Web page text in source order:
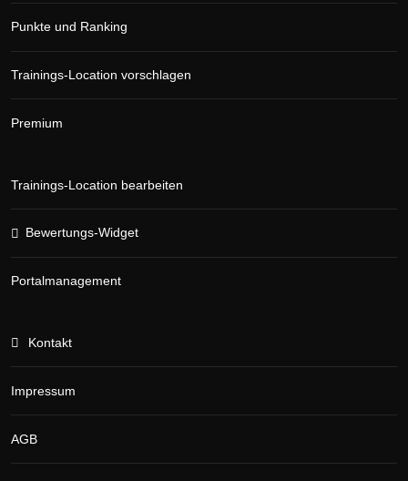
Punkte und Ranking
Trainings-Location vorschlagen
Premium
Trainings-Location bearbeiten
Bewertungs-Widget
Portalmanagement
Kontakt
Impressum
AGB